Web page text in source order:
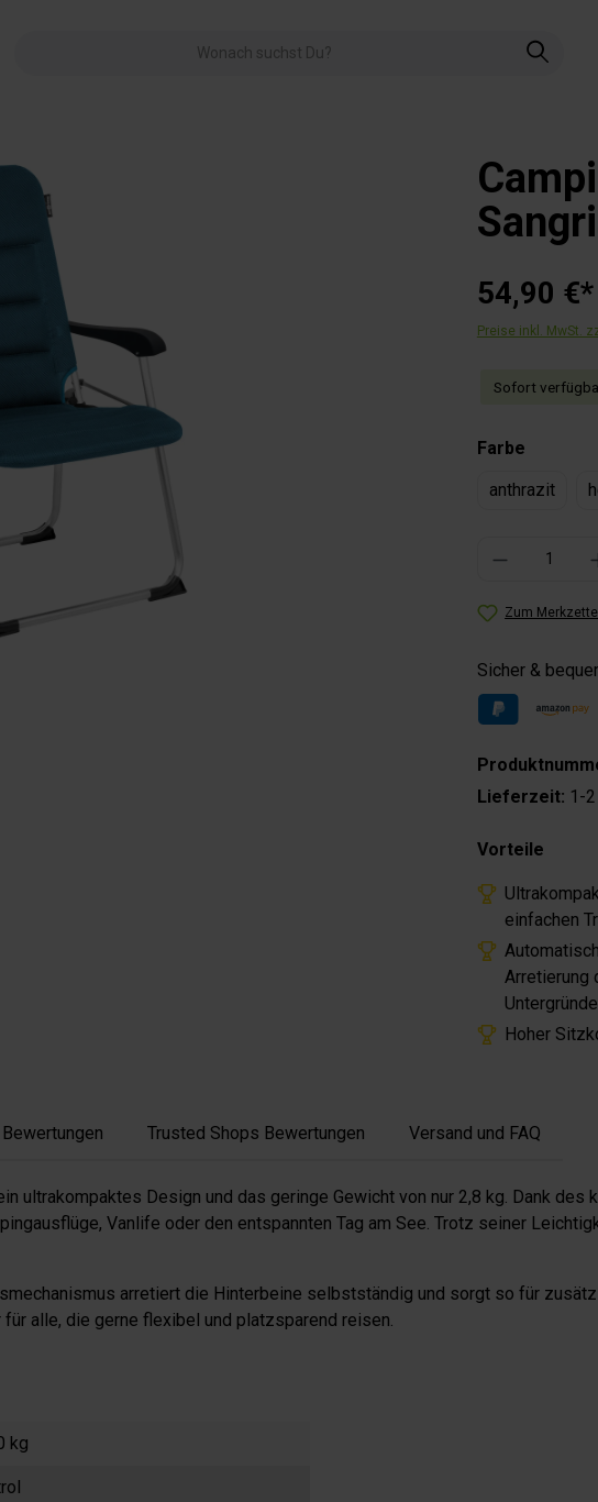
54,90 €*
Preise inkl. MwSt.
Sofort
Farbe
anthrazit
Produkt Anzahl:
Zum
Sicher &
Lieferzeit: 1-
Vorteile
einfachen
Arretierung
Hoher
Bewertungen Trusted Shops Bewertungen Versand und FAQ
ultrakompaktes Design und das geringe Gewicht von nur 2,8 kg. Dank
Vanlife oder den entspannten Tag am See. Trotz seiner
arretiert die Hinterbeine selbstständig und sorgt so für
alle, die gerne flexibel und platzsparend reisen.
kg